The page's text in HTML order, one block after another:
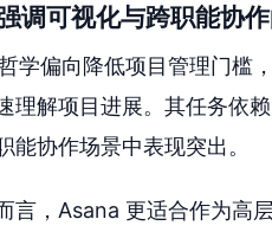
调可视化与跨职能协
学偏向降低项目管理门槛
理解项目进展。其任务依
能协作场景中表现突出。
言，Asana 更适合作为高